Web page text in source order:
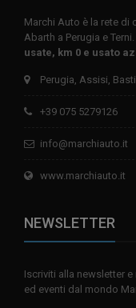
Marchi Auto è la rete di
Abarth a Perugia e
usate, km 0 e usato
Perugia, Assisi,
+39 075 5279126
info@marchiauto.it
www.marchiauto.it
NEWSLETTER
Iscriviti alla newsletter
ed eventi dal mondo